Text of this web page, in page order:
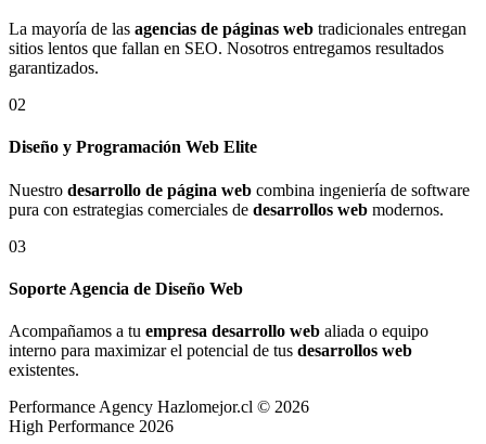
La mayoría de las agencias de páginas web tradicionales entregan
sitios lentos que fallan en SEO. Nosotros entregamos resultados
garantizados.
02
Diseño y Programación Web Elite
Nuestro desarrollo de página web combina ingeniería de software
pura con estrategias comerciales de desarrollos web modernos.
03
Soporte Agencia de Diseño Web
Acompañamos a tu empresa desarrollo web aliada o equipo
interno para maximizar el potencial de tus desarrollos web
existentes.
Performance Agency Hazlomejor.cl © 2026
High Performance 2026